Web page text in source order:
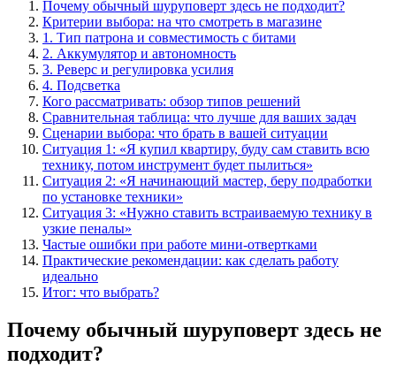
Почему обычный шуруповерт здесь не подходит?
Критерии выбора: на что смотреть в магазине
1. Тип патрона и совместимость с битами
2. Аккумулятор и автономность
3. Реверс и регулировка усилия
4. Подсветка
Кого рассматривать: обзор типов решений
Сравнительная таблица: что лучше для ваших задач
Сценарии выбора: что брать в вашей ситуации
Ситуация 1: «Я купил квартиру, буду сам ставить всю
технику, потом инструмент будет пылиться»
Ситуация 2: «Я начинающий мастер, беру подработки
по установке техники»
Ситуация 3: «Нужно ставить встраиваемую технику в
узкие пеналы»
Частые ошибки при работе мини-отвертками
Практические рекомендации: как сделать работу
идеально
Итог: что выбрать?
Почему обычный шуруповерт здесь не
подходит?